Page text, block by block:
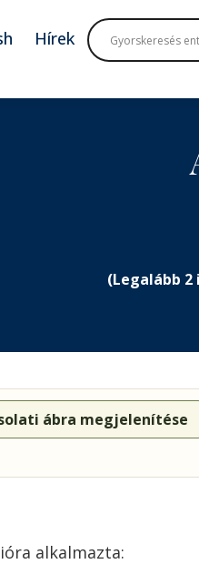
Hírek
(Legalább
ábra megjelenítése
alkalmazta: